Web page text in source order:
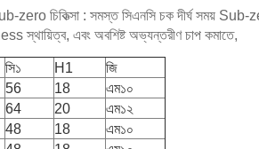
zero চিকিত্সা : সমস্ত সিএনসি চক দীর্ঘ সময় Sub-
স্থায়িত্ব, এবং অবশিষ্ট অভ্যন্তরীণ চাপ কমাতে,
সি১ H1
জি
56 18
এম১০
64 20 এম১২
48 18
এম১০